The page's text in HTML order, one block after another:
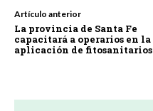
Artículo anterior
La provincia de Santa Fe
capacitará a operarios en la
aplicación de fitosanitarios